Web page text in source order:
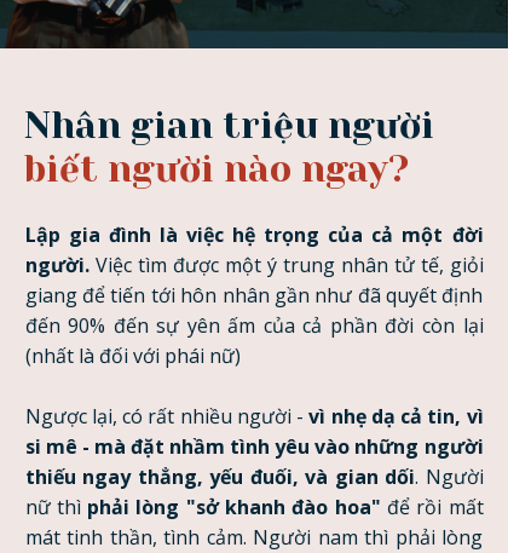
Nhân gian triệu người
biết người nào ngay?
Lập gia đình là việc hệ trọng của cả một đời
người.Việc tìm được một ý trung nhân tử tế, giỏi
giang để tiến tới hôn nhân gần như đã quyết định
đến 90% đến sự yên ấm của cả phần đời còn lại
(nhất là đối với phái nữ)
Ngược lại, có rất nhiều người -vì nhẹ dạ cả tin, vì
si mê - mà đặt nhầm tình yêu vào những người
thiếu ngay thẳng, yếu đuối, và gian dối. Người
nữ thì phải lòng "sở khanh đào hoa" để rồi mất
mát tinh thần, tình cảm. Người nam thì phải lòng